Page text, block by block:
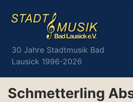
30 Jahre Stadtmusik Bad
Lausick 1996-2026
Schmetterling